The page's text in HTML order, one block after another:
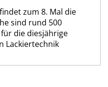
zum 8. Mal die
sind rund 500
die diesjährige
Lackiertechnik